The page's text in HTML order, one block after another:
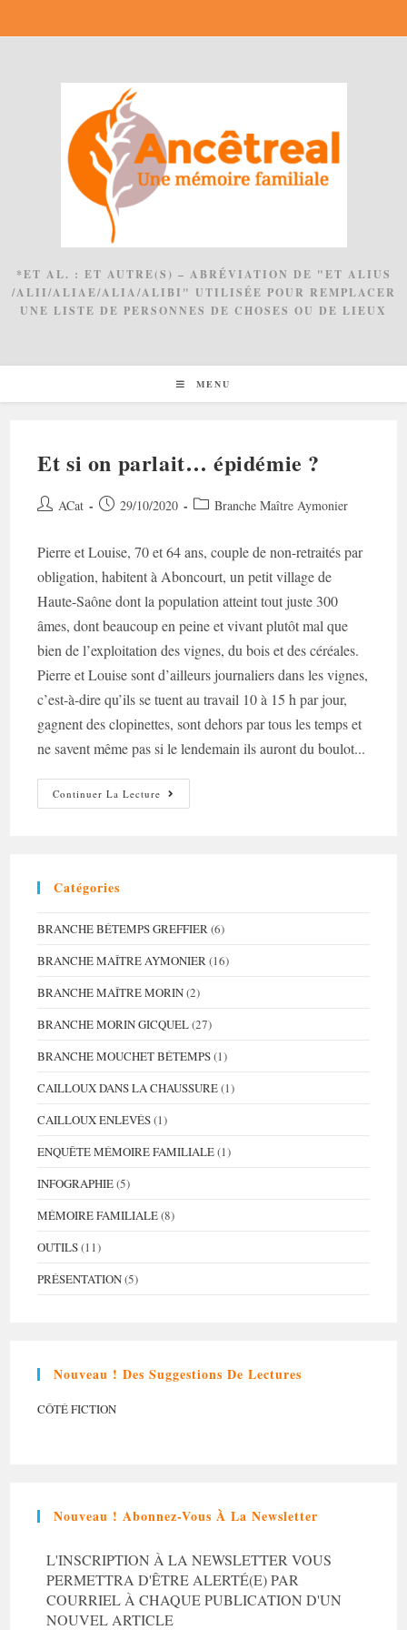
*ET AL. : ET AUTRE(S) – ABRÉVIATION DE "ET ALIUS
/ALII/ALIAE/ALIA/ALIBI" UTILISÉE POUR REMPLACER
UNE LISTE DE PERSONNES DE CHOSES OU DE LIEUX
MENU
Et si on parlait… épidémie ?
Auteur/autrice
publication :
ACat
Post29/10/2020
PostBranche Maître Aymonier
Pierre et Louise, 70 et 64 ans, couple de non-retraités par
obligation, habitent à Aboncourt, un petit village de
Haute-Saône dont la population atteint tout juste 300
âmes, dont beaucoup en peine et vivant plutôt mal que
bien de l’exploitation des vignes, du bois et des céréales.
Pierre et Louise sont d’ailleurs journaliers dans les vignes,
c’est-à-dire qu’ils se tuent au travail 10 à 15 h par jour,
gagnent des clopinettes, sont dehors par tous les temps et
ne savent même pas si le lendemain ils auront du boulot...
Continuer La Lecture Et
Si
Catégories
BRANCHE BÉTEMPS GREFFIER(6)
BRANCHE MAÎTRE AYMONIER(16)
BRANCHE MAÎTRE MORIN(2)
BRANCHE MORIN GICQUEL(27)
BRANCHE MOUCHET BÉTEMPS(1)
CAILLOUX DANS LA CHAUSSURE(1)
CAILLOUX ENLEVÉS(1)
ENQUÊTE MÉMOIRE FAMILIALE(1)
INFOGRAPHIE(5)
MÉMOIRE FAMILIALE(8)
OUTILS(11)
PRÉSENTATION(5)
Nouveau ! Des Suggestions De Lectures
CÔTÉ FICTION
Nouveau ! Abonnez-Vous À La Newsletter
L'INSCRIPTION À LA NEWSLETTER VOUS
PERMETTRA D'ÊTRE ALERTÉ(E) PAR
COURRIEL À CHAQUE PUBLICATION D'UN
NOUVEL ARTICLE